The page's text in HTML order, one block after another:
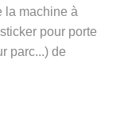
la machine à
pour porte
parc...) de